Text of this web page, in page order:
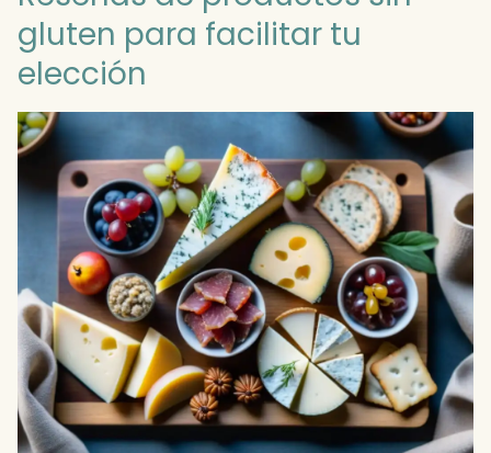
gluten para facilitar tu
elección